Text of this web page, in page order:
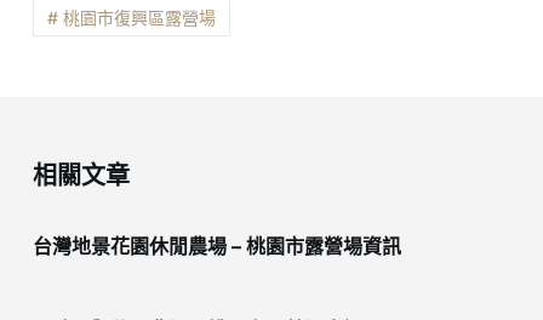
# 桃園市復興區露營場
相關文章
台灣地景花園休閒農場 – 桃園市露營場資訊